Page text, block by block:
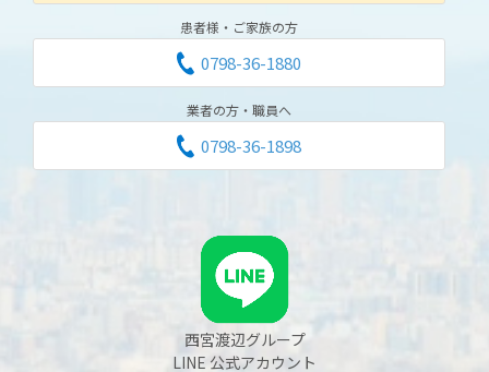
患者様・ご家族の方
0798-36-1880
業者の方・職員へ
0798-36-1898
西宮渡辺グループ
LINE 公式アカウント